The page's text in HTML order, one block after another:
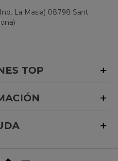
La Masia) 08798 Sant
TOP